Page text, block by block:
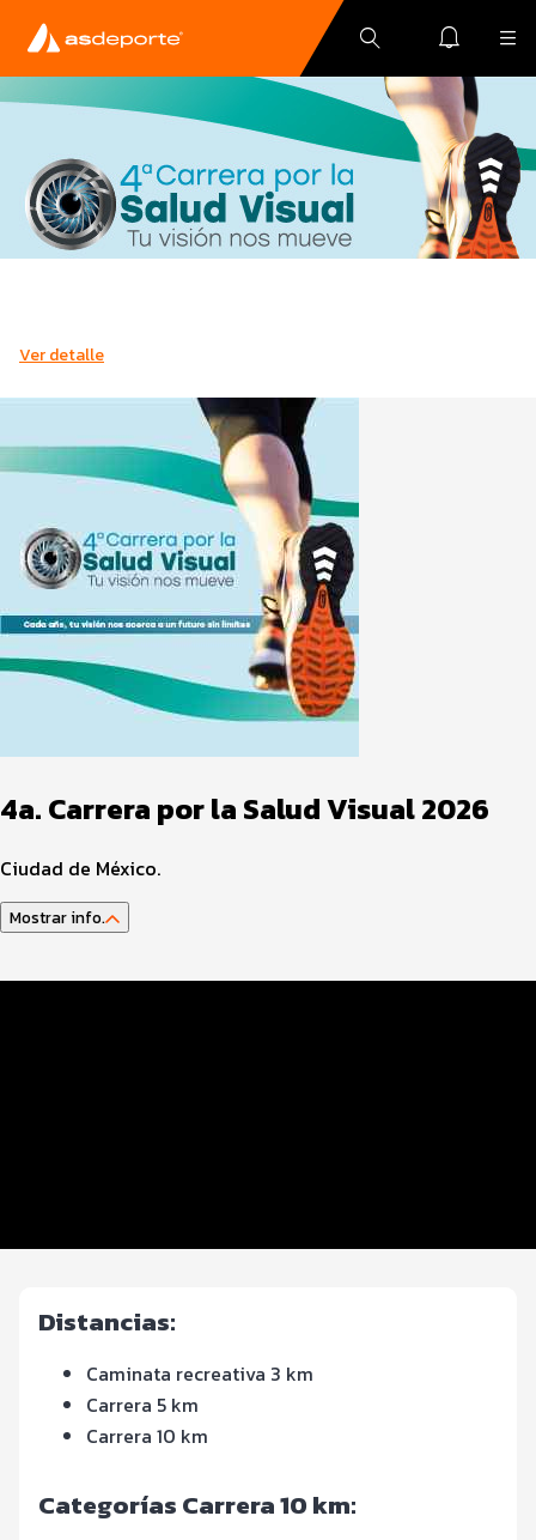
Ver detalle
4a. Carrera por la Salud Visual 2026
Ciudad de México.
Mostrar info.
Distancias:
Caminata recreativa 3 km
Carrera 5 km
Carrera 10 km
Categorías Carrera 10 km: